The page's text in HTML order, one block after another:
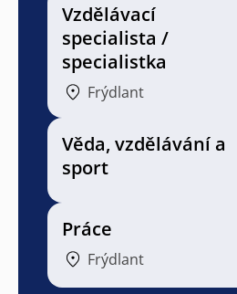
Vzdělávací
specialista /
specialistka
Frýdlant
Věda, vzdělávání a
sport
Práce
Frýdlant